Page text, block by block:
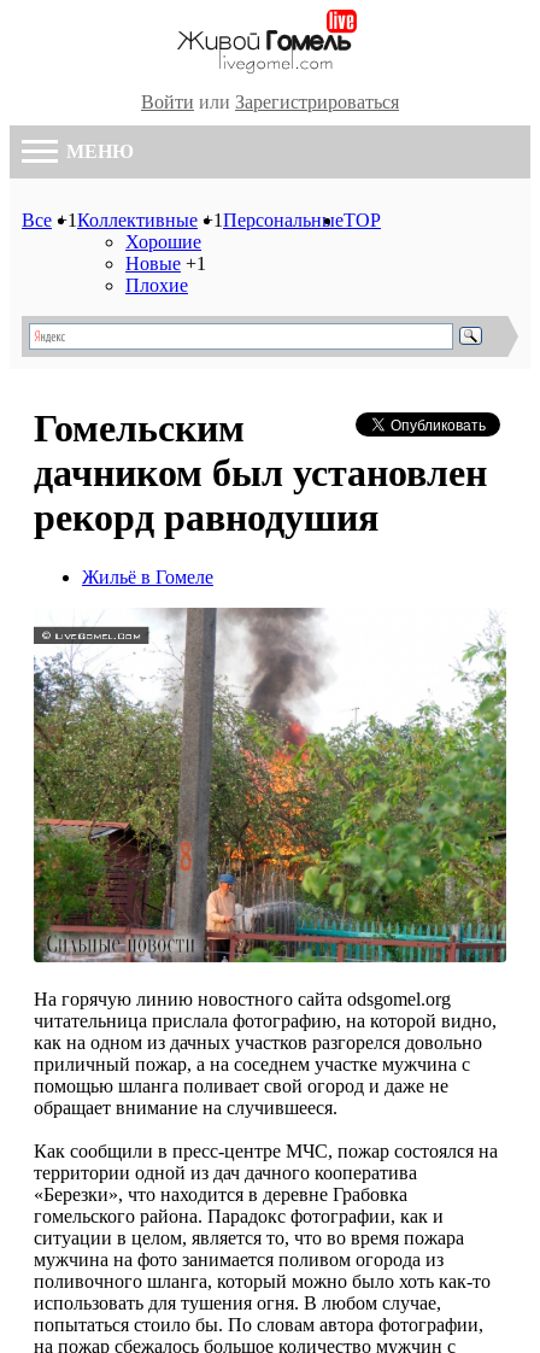
Войти или Зарегистрироваться
МЕНЮ
Все +1Коллективные +1
Хорошие
Новые +1
Плохие
ПерсональныеTOP
Гомельским
дачником был установлен
рекорд равнодушия
Жильё в Гомеле
На горячую линию новостного сайта odsgomel.org
читательница прислала фотографию, на которой видно,
как на одном из дачных участков разгорелся довольно
приличный пожар, а на соседнем участке мужчина с
помощью шланга поливает свой огород и даже не
обращает внимание на случившееся.
Как сообщили в пресс-центре МЧС, пожар состоялся на
территории одной из дач дачного кооператива
«Березки», что находится в деревне Грабовка
гомельского района. Парадокс фотографии, как и
ситуации в целом, является то, что во время пожара
мужчина на фото занимается поливом огорода из
поливочного шланга, который можно было хоть как-то
использовать для тушения огня. В любом случае,
попытаться стоило бы. По словам автора фотографии,
на пожар сбежалось большое количество мужчин с